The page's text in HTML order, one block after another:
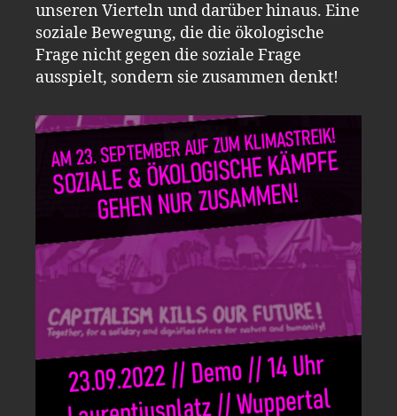
unseren Vierteln und darüber hinaus. Eine
soziale Bewegung, die die ökologische
Frage nicht gegen die soziale Frage
ausspielt, sondern sie zusammen denkt!